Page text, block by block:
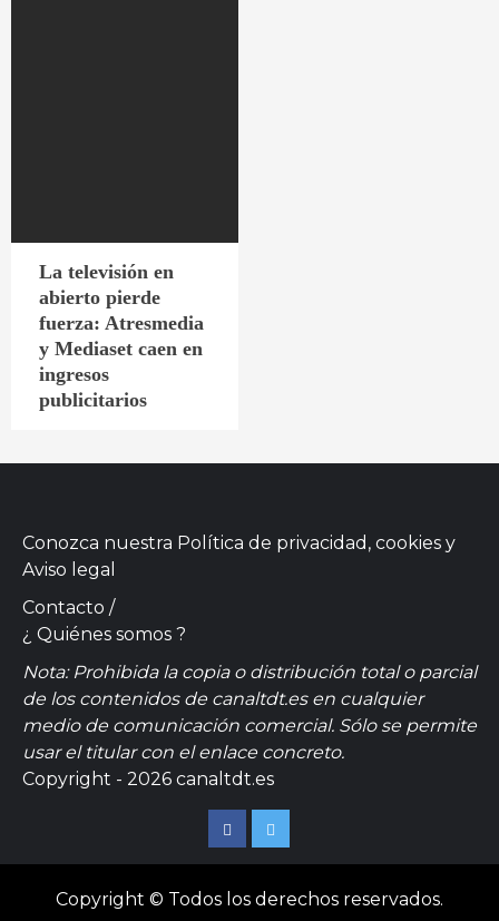
La televisión en
abierto pierde
fuerza: Atresmedia
y Mediaset caen en
ingresos
publicitarios
Conozca nuestra Política de privacidad, cookies y
Aviso legal
Contacto /
¿ Quiénes somos ?
Nota: Prohibida la copia o distribución total o parcial
de los contenidos de canaltdt.es en cualquier
medio de comunicación comercial. Sólo se permite
usar el titular con el enlace concreto.
Copyright - 2026 canaltdt.es
FacebookTwitter
Copyright © Todos los derechos reservados.